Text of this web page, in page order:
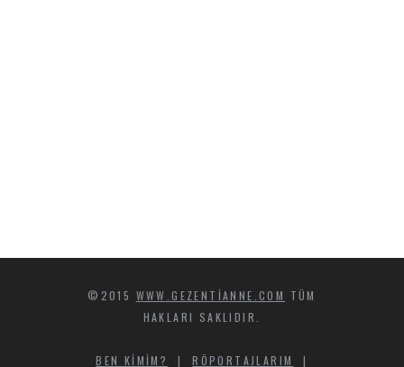
©2015 WWW.GEZENTIANNE.COM TÜM
HAKLARI SAKLIDIR.
BEN KIMIM? |RÖPORTAJLARIM |